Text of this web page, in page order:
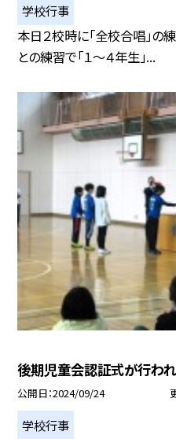
学校行事
本日２校時に「全校合唱」の
との練習で「１～４年生」...
後期児童会認証式が行わ
公開日 2024/09/24
学校行事